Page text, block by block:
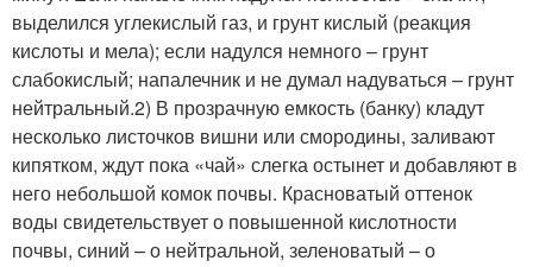
выделился углекислый газ, и грунт кислый (реакция
кислоты и мела); если надулся немного – грунт
слабокислый; напалечник и не думал надуваться – грунт
нейтральный.2) В прозрачную емкость (банку) кладут
несколько листочков вишни или смородины, заливают
кипятком, ждут пока «чай» слегка остынет и добавляют в
него небольшой комок почвы. Красноватый оттенок
воды свидетельствует о повышенной кислотности
почвы, синий – о нейтральной, зеленоватый – о